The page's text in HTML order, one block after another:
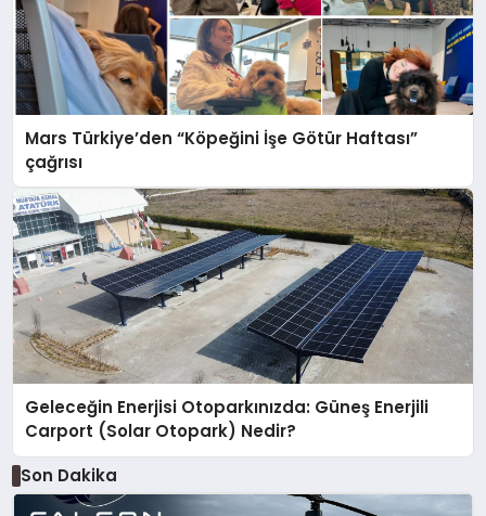
Mars Türkiye’den “Köpeğini İşe Götür Haftası”
çağrısı
Geleceğin Enerjisi Otoparkınızda: Güneş Enerjili
Carport (Solar Otopark) Nedir?
Son Dakika